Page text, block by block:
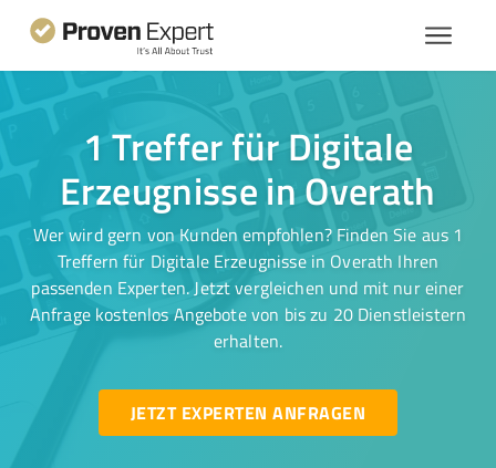
1 Treffer für Digitale
Erzeugnisse in Overath
Wer wird gern von Kunden empfohlen? Finden Sie aus 1
Treffern für Digitale Erzeugnisse in Overath Ihren
passenden Experten. Jetzt vergleichen und mit nur einer
Anfrage kostenlos Angebote von bis zu 20 Dienstleistern
erhalten.
JETZT EXPERTEN ANFRAGEN